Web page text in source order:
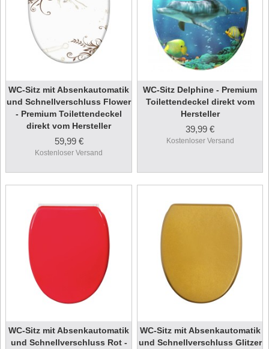
WC-Sitz mit Absenkautomatik
und Schnellverschluss Flower
- Premium Toilettendeckel
direkt vom Hersteller
59,99 €
Kostenloser Versand
WC-Sitz Delphine - Premium
Toilettendeckel direkt vom
Hersteller
39,99 €
Kostenloser Versand
WC-Sitz mit Absenkautomatik
und Schnellverschluss Rot -
WC-Sitz mit Absenkautomatik
und Schnellverschluss Glitzer